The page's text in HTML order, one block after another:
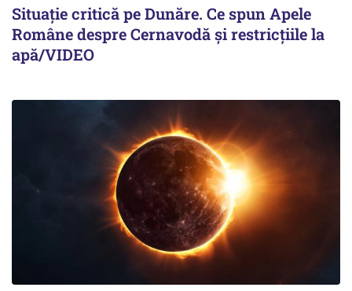
Situație critică pe Dunăre. Ce spun Apele
Române despre Cernavodă și restricțiile la
apă/VIDEO